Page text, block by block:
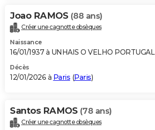
Joao RAMOS (88 ans)
Créer une cagnotte obsèques
Naissance
16/01/1937 à UNHAIS O VELHO PORTUGAL
Décès
12/01/2026 à Paris (Paris)
Santos RAMOS (78 ans)
Créer une cagnotte obsèques